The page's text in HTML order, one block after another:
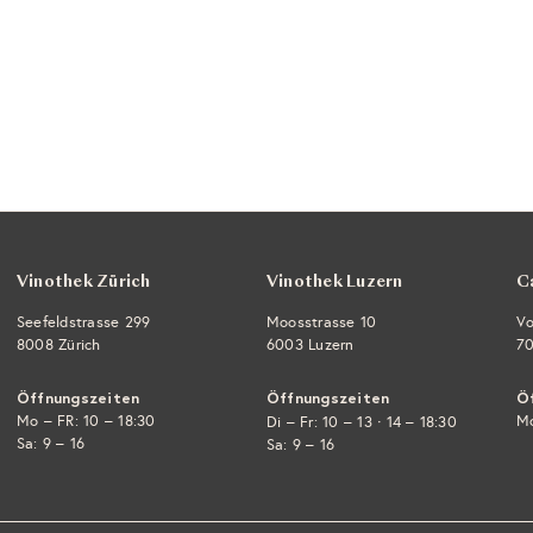
Vinothek Zürich
Seefeldstrasse 299
8008 Zürich
Öffnungszeiten
Mo – FR: 10 – 18:30
Sa: 9 – 16
Vinothek Luzern
Moosstrasse 10
6003 Luzern
Öffnungszeiten
Di – Fr: 10 – 13 · 14 – 18:30
Sa: 9 – 16